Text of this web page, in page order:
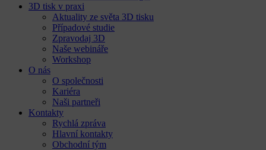
3D tisk v praxi
Aktuality ze světa 3D tisku
Případové studie
Zpravodaj 3D
Naše webináře
Workshop
O nás
O společnosti
Kariéra
Naši partneři
Kontakty
Rychlá zpráva
Hlavní kontakty
Obchodní tým